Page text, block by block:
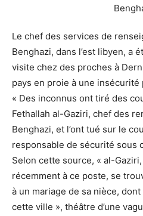
Le chef des services de
Benghazi, dans l’est libyen, a
visite chez des proches à
pays en proie à une insécurité
« Des inconnus ont tiré des
Fethallah al-Gaziri, chef des
Benghazi, et l’ont tué sur le
responsable de sécurité sous
Selon cette source, « al-
récemment à ce poste, se
à un mariage de sa nièce,
cette ville », théâtre d’une